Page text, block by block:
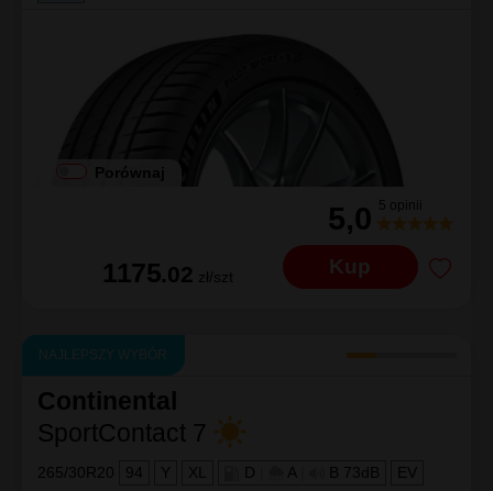
Porównaj
5,0 5 opinii
1175.02 zł/szt Kup
NAJLEPSZY WYBÓR
Continental
SportContact 7
265/30R20 94 Y XL D A B 73dB EV